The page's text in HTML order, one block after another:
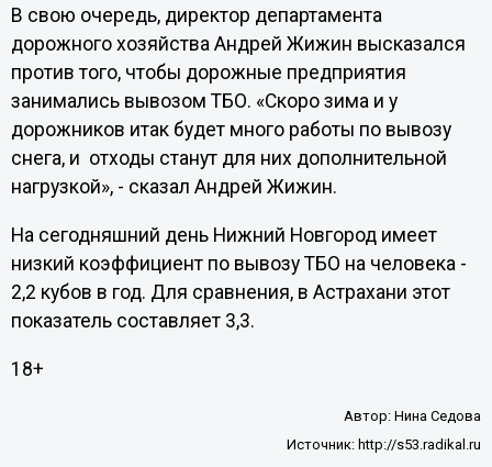
В свою очередь, директор департамента
дорожного хозяйства Андрей Жижин высказался
против того, чтобы дорожные предприятия
занимались вывозом ТБО. «Скоро зима и у
дорожников итак будет много работы по вывозу
снега, и отходы станут для них дополнительной
нагрузкой», - сказал Андрей Жижин.
На сегодняшний день Нижний Новгород имеет
низкий коэффициент по вывозу ТБО на человека -
2,2 кубов в год. Для сравнения, в Астрахани этот
показатель составляет 3,3.
18+
Автор:Нина Седова
Источник: http://s53.radikal.ru